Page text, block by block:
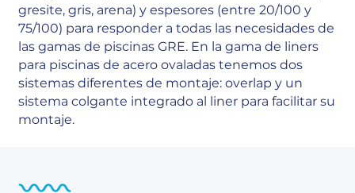
gresite, gris, arena) y espesores (entre 20/100 y
75/100) para responder a todas las necesidades de
las gamas de piscinas GRE. En la gama de liners
para piscinas de acero ovaladas tenemos dos
sistemas diferentes de montaje: overlap y un
sistema colgante integrado al liner para facilitar su
montaje.